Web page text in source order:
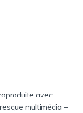
avec
multimédia –